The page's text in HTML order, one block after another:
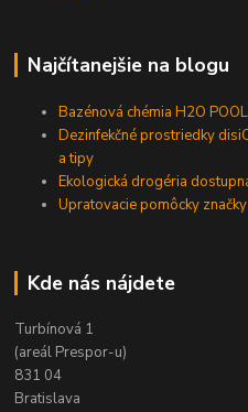
Najčítanejšie na blogu
Bazénová chémia H2O
Dezinfekčné prostriedky
a tipy
Ekologická drogéria
Upratovacie pomôcky
Kde nás nájdete
Turbínová 1
(areál Prespor-u)
831 04
Bratislava